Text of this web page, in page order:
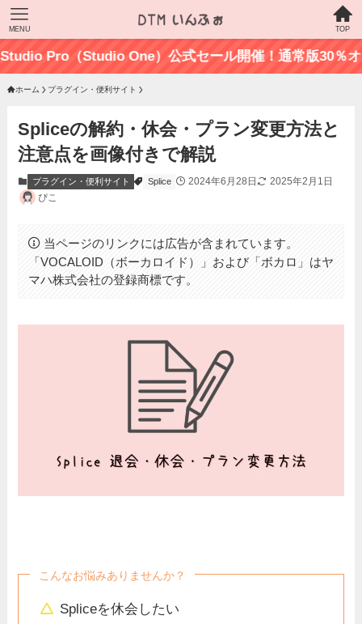
TOP
MENU
Studio One）公式セール開催！通常版30％オフの最新
ホーム プラグイン・便利サイト
Spliceの解約・休会・プラン変更方法と
注意点を画像付きで解説
プラグイン・便利サイト Splice 2024年6月28日
2025年2月1日
ぴこ
当ページのリンクには広告が含まれています。
「VOCALOID（ボーカロイド）」および「ボカロ」はヤ
マハ株式会社の登録商標です。
こんなお悩みありませんか？
Spliceを休会したい